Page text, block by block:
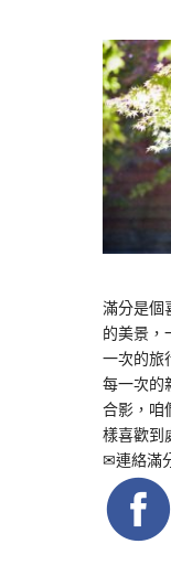
滿分是個
的美景，
一次的旅
每一次的
合影，咱
樣喜歡到
✉連絡滿